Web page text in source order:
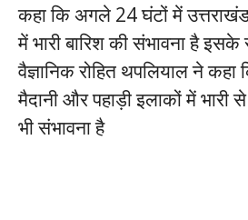
कहा कि अगले 24 घंटों में
में भारी बारिश की संभावना है इसके
वैज्ञानिक रोहित थपलियाल ने
मैदानी और पहाड़ी इलाकों में भारी
भी संभावना है